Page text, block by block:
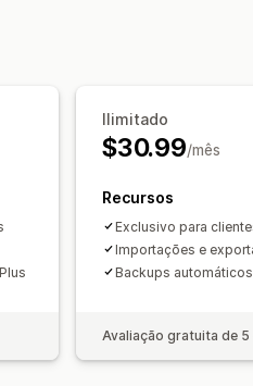
Ilimitado
$30.99/mês
Recursos
Exclusivo para
Importações e
Backups
Avaliação gratuita de 5